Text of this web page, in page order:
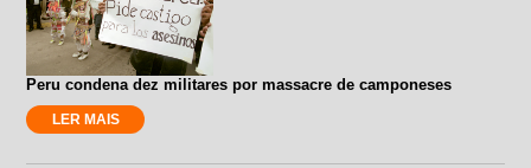
Peru condena dez militares por massacre de camponeses
LER MAIS